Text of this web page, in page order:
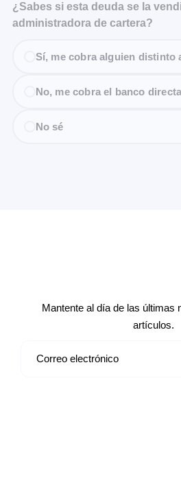
¿Sabes si esta deuda se la
administradora de cartera?
Sí, me cobra alguien distinto
No, me cobra el banco
No sé
Mantente al día de las últimas
artículos.